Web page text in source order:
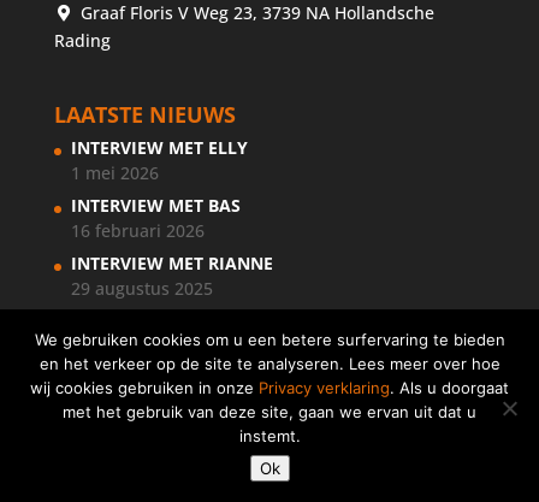
Graaf Floris V Weg 23, 3739 NA Hollandsche
Rading
LAATSTE NIEUWS
INTERVIEW MET ELLY
1 mei 2026
INTERVIEW MET BAS
16 februari 2026
INTERVIEW MET RIANNE
29 augustus 2025
Copyright © 2018 KernTalentenanalisten Nederland
Privacy verklaring
We gebruiken cookies om u een betere surfervaring te bieden
en het verkeer op de site te analyseren. Lees meer over hoe
wij cookies gebruiken in onze Privacy verklaring. Als u doorgaat
met het gebruik van deze site, gaan we ervan uit dat u
instemt.
Ok